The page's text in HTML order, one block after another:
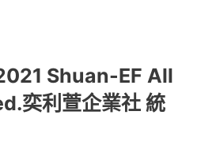
Shuan-EF All
奕利萱企業社 統